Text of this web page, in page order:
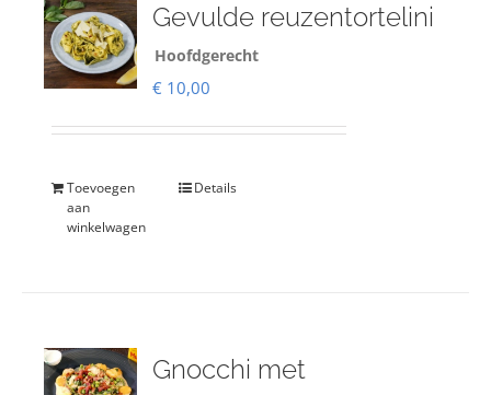
Gevulde reuzentortelini
Hoofdgerecht
€ 10,00
Toevoegen
aan
winkelwagen
Details
Gnocchi met